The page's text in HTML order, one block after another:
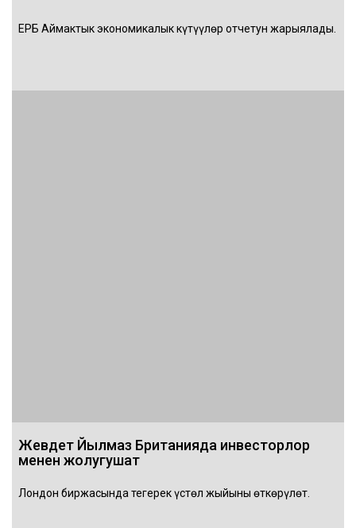
ЕРӨБ Аймактык экономикалык күтүүлөр отчетун жарыялады.
Жевдет Йылмаз Британияда инвесторлор
менен жолугушат
Лондон биржасында тегерек үстөл жыйыны өткөрүлөт.